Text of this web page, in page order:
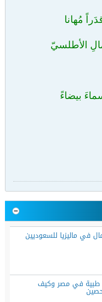
مُهانا
الأطلسيّ
بيضاءً
في ماليزيا للسعوديين
طبية في مصر وكيف